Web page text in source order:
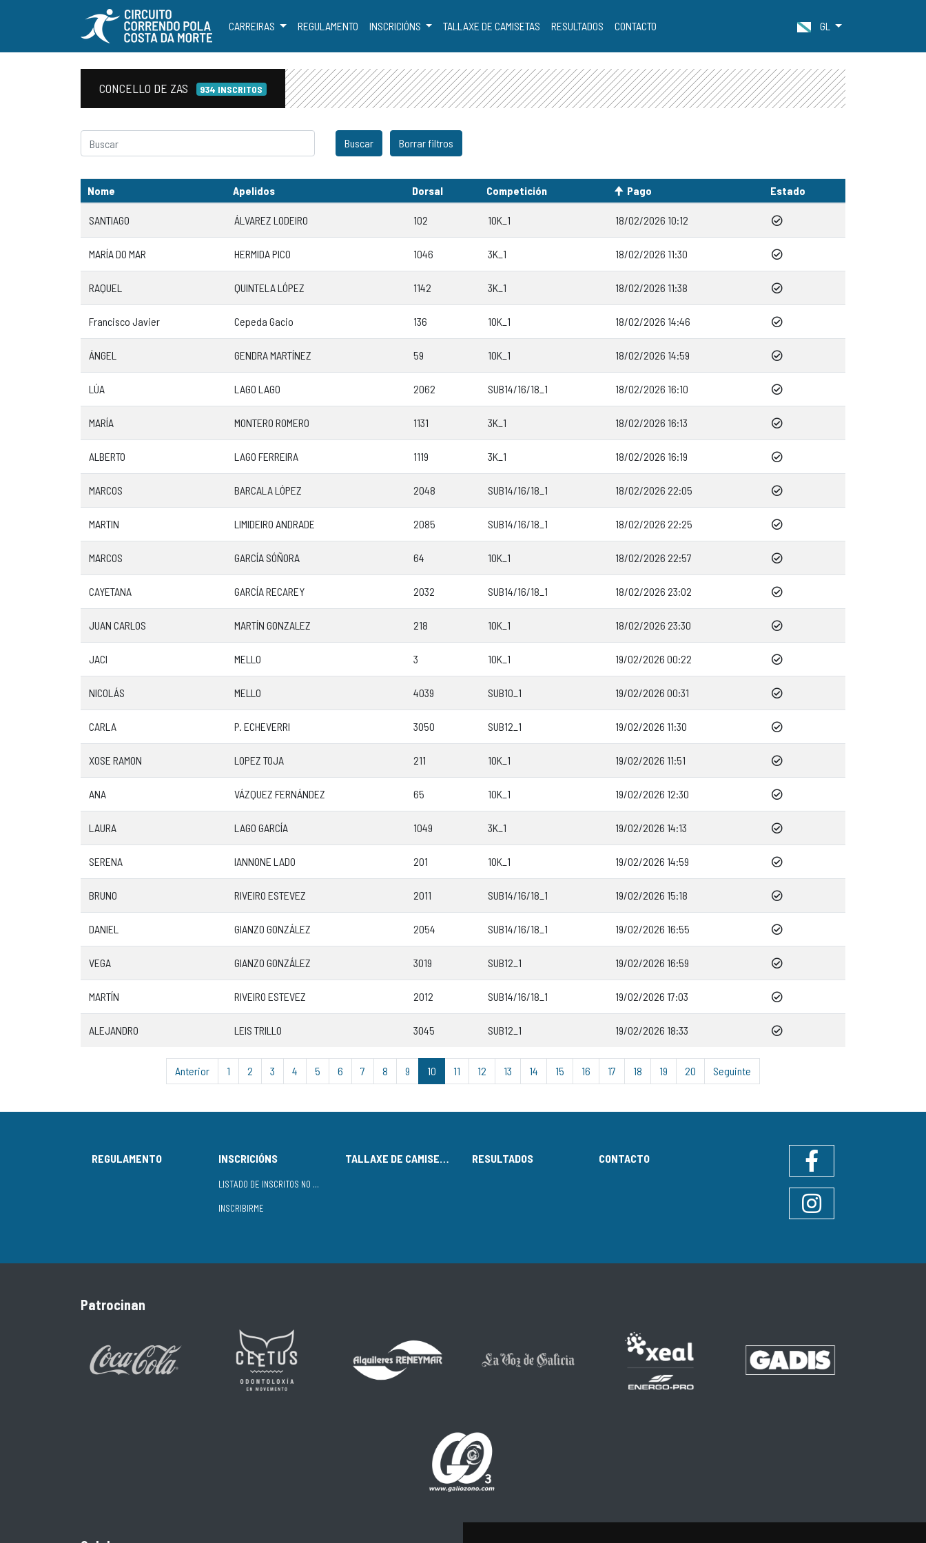
CARREIRAS REGULAMENTO INSCRICIÓNS TALLAXE DE CAMISETAS RESULTADOS CONTACTO GL
CONCELLO DE ZAS 934 INSCRITOS
Nome Apelidos Dorsal Competición Pago Estado
SANTIAGO ÁLVAREZ LODEIRO 102 10K_1 18/02/2026 10:12
MARÍA DO MAR HERMIDA PICO 1046 3K_1 18/02/2026 11:30
RAQUEL QUINTELA LÓPEZ 1142 3K_1 18/02/2026 11:38
Francisco Javier Cepeda Gacio 136 10K_1 18/02/2026 14:46
ÁNGEL GENDRA MARTÍNEZ 59 10K_1 18/02/2026 14:59
LÚA LAGO LAGO 2062 SUB14/16/18_1 18/02/2026 16:10
MARÍA MONTERO ROMERO 1131 3K_1 18/02/2026 16:13
ALBERTO LAGO FERREIRA 1119 3K_1 18/02/2026 16:19
MARCOS BARCALA LÓPEZ 2048 SUB14/16/18_1 18/02/2026 22:05
MARTIN LIMIDEIRO ANDRADE 2085 SUB14/16/18_1 18/02/2026 22:25
MARCOS GARCÍA SÓÑORA 64 10K_1 18/02/2026 22:57
CAYETANA GARCÍA RECAREY 2032 SUB14/16/18_1 18/02/2026 23:02
JUAN CARLOS MARTÍN GONZALEZ 218 10K_1 18/02/2026 23:30
JACI MELLO 3 10K_1 19/02/2026 00:22
NICOLÁS MELLO 4039 SUB10_1 19/02/2026 00:31
CARLA P. ECHEVERRI 3050 SUB12_1 19/02/2026 11:30
XOSE RAMON LOPEZ TOJA 211 10K_1 19/02/2026 11:51
ANA VÁZQUEZ FERNÁNDEZ 65 10K_1 19/02/2026 12:30
LAURA LAGO GARCÍA 1049 3K_1 19/02/2026 14:13
SERENA IANNONE LADO 201 10K_1 19/02/2026 14:59
BRUNO RIVEIRO ESTEVEZ 2011 SUB14/16/18_1 19/02/2026 15:18
DANIEL GIANZO GONZÁLEZ 2054 SUB14/16/18_1 19/02/2026 16:55
VEGA GIANZO GONZÁLEZ 3019 SUB12_1 19/02/2026 16:59
MARTÍN RIVEIRO ESTEVEZ 2012 SUB14/16/18_1 19/02/2026 17:03
ALEJANDRO LEIS TRILLO 3045 SUB12_1 19/02/2026 18:33
Anterior 1 2 3 4 5 6 7 8 9 10 11 12 13 14 15 16 17 18 19 20 Seguinte
REGULAMENTO INSCRICIÓNS
LISTADO DE INSCRITOS NO CIRCUÍTO
INSCRIBIRME
TALLAXE DE CAMISETAS RESULTADOS CONTACTO
Instagram
Patrocinan